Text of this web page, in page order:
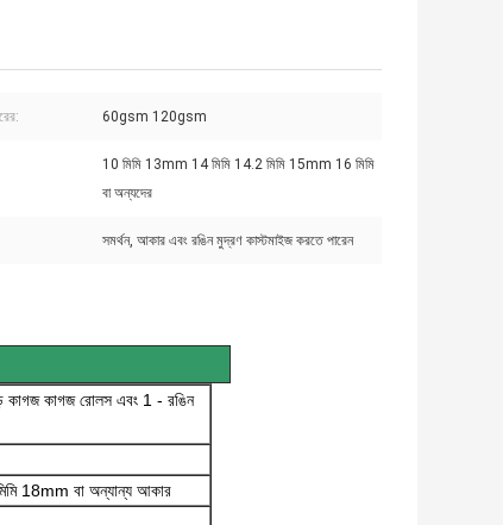
60gsm 120gsm
10 মিমি 13mm 14 মিমি 14.2 মিমি 15mm 16 মিমি
বা অন্যদের
সমর্থন, আকার এবং রঙিন মুদ্রণ কাস্টমাইজ করতে পারেন
কাগজ কাগজ রোলস এবং 1 - রঙিন
18mm বা অন্যান্য আকার